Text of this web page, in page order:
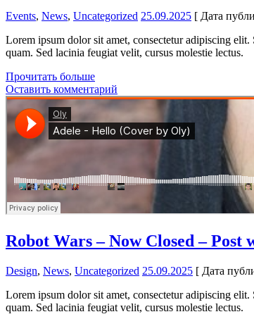
Events, News, Uncategorized 25.09.2025 [ Дата
Lorem ipsum dolor sit amet, consectetur adipiscing
quam. Sed lacinia feugiat velit, cursus molestie lectus.
Прочитать больше
Оставить комментарий
Robot Wars – Now Closed – Post
Design, News, Uncategorized 25.09.2025 [ Дата
Lorem ipsum dolor sit amet, consectetur adipiscing
quam. Sed lacinia feugiat velit, cursus molestie lectus.